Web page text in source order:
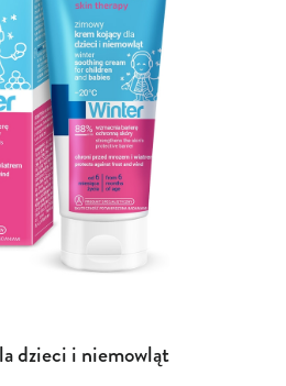
dzieci i niemowląt